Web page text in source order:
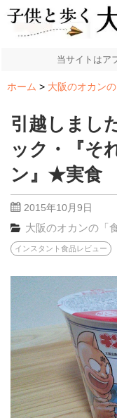
当サイトはア
ホーム 大阪のオカンの
引越しまし
ック・『そ
ン』★実食
2015年10月9日
大阪のオカンの「食
インスタント食品レビュー